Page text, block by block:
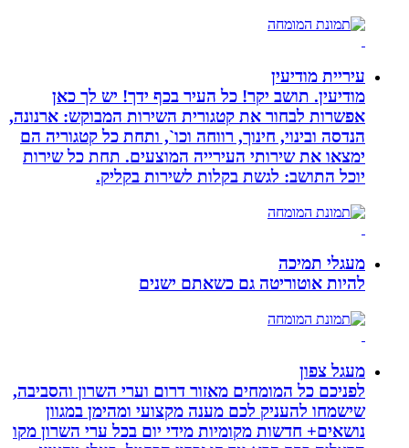
עיריית מודיעין
מודיעין. תושב יקר! כל העיר בכף ידך! יש לך כאן
אפשרות לבחור את קטגורית השירות המבוקש: ארנונה,
הנדסה ובינוי, חינוך, רווחה וכו`, ותחת כל קטגוריה הם
ימצאו את שירותי העירייה המוצעים. תחת כל שירות
יוכל התושב: לגשת בקלות לשירות בקליק.
מעגלי תמיכה
להיות אוטוריטה גם כשאתם ישנים
מעגל צפון
לפניכם כל המומחים מאזור דרום וערי השרון והסביבה,
שישמחו להעניק לכם מענה מקצועי ומהימן במגוון
נושאים+ חדשות מקומיות מידי יום בכל ערי השרון מקו